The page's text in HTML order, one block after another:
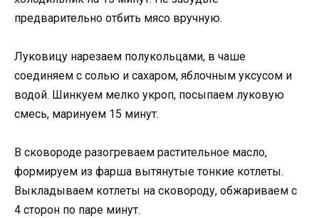
предварительно отбить мясо вручную.
Луковицу нарезаем полукольцами, в чаше
соединяем с солью и сахаром, яблочным уксусом и
водой. Шинкуем мелко укроп, посыпаем луковую
смесь, маринуем 15 минут.
В сковороде разогреваем растительное масло,
формируем из фарша вытянутые тонкие котлеты.
Выкладываем котлеты на сковороду, обжариваем с
4 сторон по паре минут.